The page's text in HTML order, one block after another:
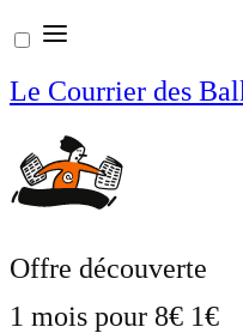
Aller
au
contenu
Le Courrier des
Offre découverte
1 mois pour 8€ 1€